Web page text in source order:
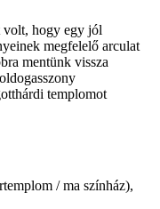
volt, hogy egy jól
megfelelő arculat
mentünk vissza
templomot
/ ma színház),